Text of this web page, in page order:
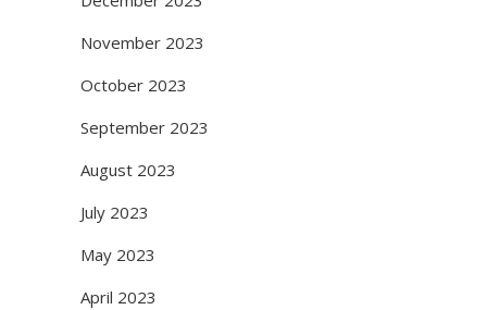
November 2023
October 2023
September 2023
August 2023
July 2023
May 2023
April 2023